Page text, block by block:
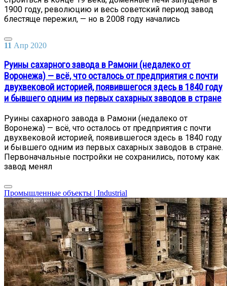
1900 году, революцию и весь советский период завод
блестяще пережил, — но в 2008 году начались
11 Апр 2020
Руины сахарного завода в Рамони (недалеко от
Воронежа) — всё, что осталось от предприятия с почти
двухвековой историей, появившегося здесь в 1840 году
и бывшего одним из первых сахарных заводов в стране
Руины сахарного завода в Рамони (недалеко от
Воронежа) — всё, что осталось от предприятия с почти
двухвековой историей, появившегося здесь в 1840 году
и бывшего одним из первых сахарных заводов в стране.
Первоначальные постройки не сохранились, потому как
завод менял
Промышленные объекты | Industrial